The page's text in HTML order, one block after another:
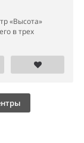
«Высота»
в трех